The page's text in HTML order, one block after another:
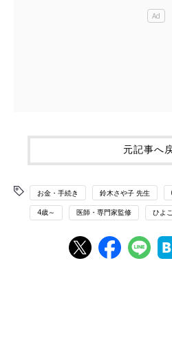
元記事へ
お金・手続き 鈴木さや子 先生
4歳～ 医師・専門家監修 ひよ